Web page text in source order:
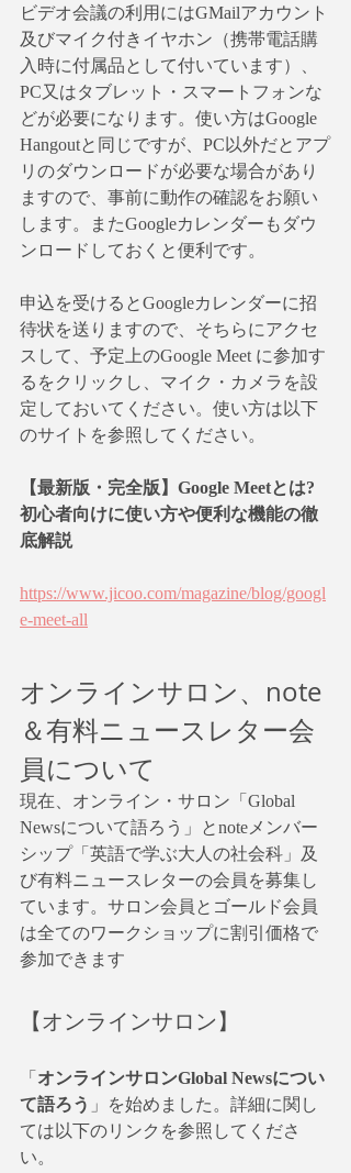
ビデオ会議の利用にはGMailアカウント
及びマイク付きイヤホン（携帯電話購
入時に付属品として付いています）、
PC又はタブレット・スマートフォンな
どが必要になります。使い方はGoogle
Hangoutと同じですが、PC以外だとアプ
リのダウンロードが必要な場合があり
ますので、事前に動作の確認をお願い
します。またGoogleカレンダーもダウ
ンロードしておくと便利です。
申込を受けるとGoogleカレンダーに招
待状を送りますので、そちらにアクセ
スして、予定上のGoogle Meet に参加す
るをクリックし、マイク・カメラを設
定しておいてください。使い方は以下
のサイトを参照してください。
【最新版・完全版】Google Meetとは?
初心者向けに使い方や便利な機能の徹
底解説
https://www.jicoo.com/magazine/blog/googl
e-meet-all
オンラインサロン、note
＆有料ニュースレター会
員について
現在、オンライン・サロン「Global
Newsについて語ろう」とnoteメンバー
シップ「英語で学ぶ大人の社会科」及
び有料ニュースレターの会員を募集し
ています。サロン会員とゴールド会員
は全てのワークショップに割引価格で
参加できます
【オンラインサロン】
「 オンラインサロンGlobal Newsについ
て語ろう 」を始めました。詳細に関し
ては以下のリンクを参照してくださ
い。